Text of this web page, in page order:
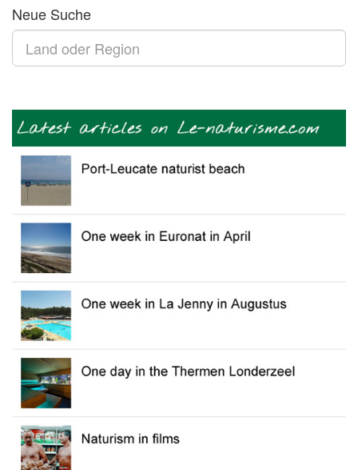
Neue Suche